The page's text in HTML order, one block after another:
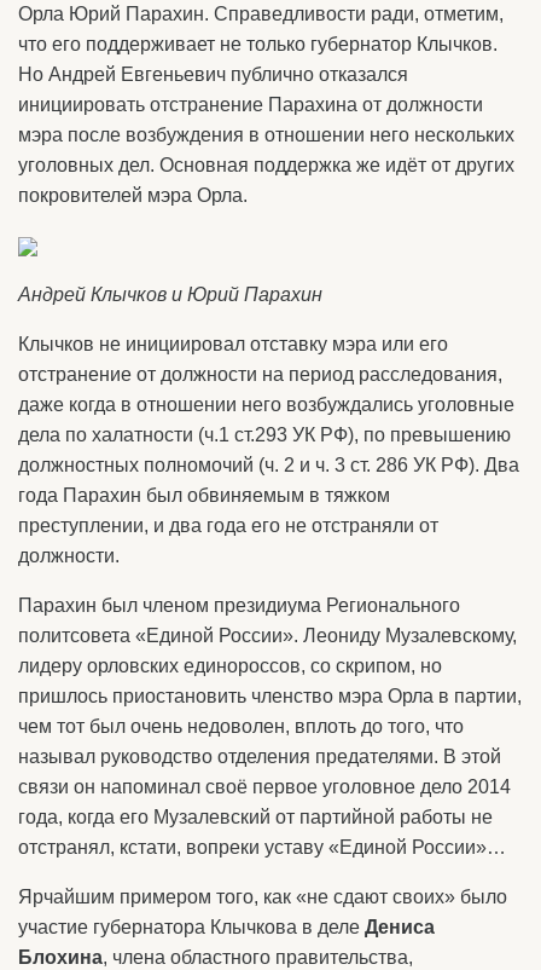
Орла Юрий Парахин. Справедливости ради, отметим,
что его поддерживает не только губернатор Клычков.
Но Андрей Евгеньевич публично отказался
инициировать отстранение Парахина от должности
мэра после возбуждения в отношении него нескольких
уголовных дел. Основная поддержка же идёт от других
покровителей мэра Орла.
Андрей Клычков и Юрий Парахин
Клычков не инициировал отставку мэра или его
отстранение от должности на период расследования,
даже когда в отношении него возбуждались уголовные
дела по халатности (ч.1 ст.293 УК РФ), по превышению
должностных полномочий (ч. 2 и ч. 3 ст. 286 УК РФ). Два
года Парахин был обвиняемым в тяжком
преступлении, и два года его не отстраняли от
должности.
Парахин был членом президиума Регионального
политсовета «Единой России». Леониду Музалевскому,
лидеру орловских единороссов, со скрипом, но
пришлось приостановить членство мэра Орла в партии,
чем тот был очень недоволен, вплоть до того, что
называл руководство отделения предателями. В этой
связи он напоминал своё первое уголовное дело 2014
года, когда его Музалевский от партийной работы не
отстранял, кстати, вопреки уставу «Единой России»…
Ярчайшим примером того, как «не сдают своих» было
участие губернатора Клычкова в деле Дениса
Блохина, члена областного правительства,